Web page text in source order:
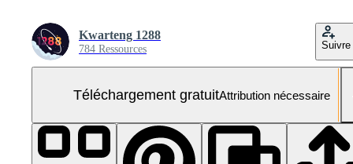
Kwarteng 1288
784 Ressources Suivre
Téléchargement gratuitAttribution nécessaire